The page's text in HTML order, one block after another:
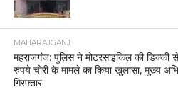
MAHARAJGANJ
महराजगंज: पुलिस ने मोटरसाइकिल की डिक्की
रुपये चोरी के मामले का किया खुलासा, मुख्य
गिरफ्तार